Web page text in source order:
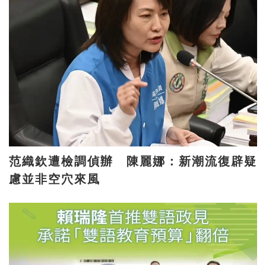
范織欽遭檢調偵辦 陳麗娜：新潮流復辟疑
慮並非空穴來風